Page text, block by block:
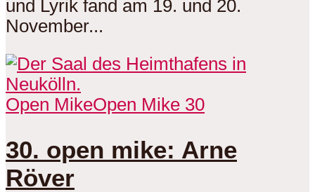
und Lyrik fand am 19. und 20.
November...
Open MikeOpen Mike 30
30. open mike: Arne
Röver